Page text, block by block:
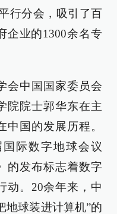
行分会，吸引了百
企业的1300余名专
会中国国家委员会
院院士郭华东在主
中国的发展历程。
际数字地球会议
的发布标志着数字
动。20余年来，中
地球装进计算机”的